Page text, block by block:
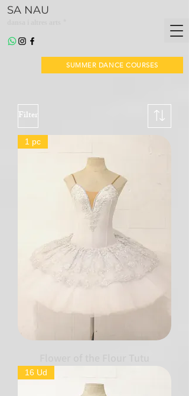
SA NAU
SUMMER DANCE COURSES
Filter
1 pc
16 Ud